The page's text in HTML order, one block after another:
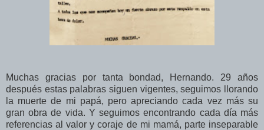
Muchas gracias por tanta bondad, Hernando. 29 años
después estas palabras siguen vigentes, seguimos llorando
la muerte de mi papá, pero apreciando cada vez más su
gran obra de vida. Y seguimos encontrando cada día más
referencias al valor y coraje de mi mamá, parte inseparable